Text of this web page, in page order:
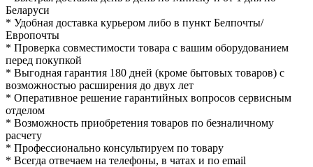
Беларуси
* Удобная доставка курьером либо в пункт Белпочты/
Европочты
* Проверка совместимости товара с вашим оборудованием
перед покупкой
* Выгодная гарантия 180 дней (кроме бытовых товаров) с
возможностью расширения до двух лет
* Оперативное решение гарантийных вопросов сервисным
отделом
* Возможность приобретения товаров по безналичному
расчету
* Профессионально консультируем по товару
* Всегда отвечаем на телефоны, в чатах и по email